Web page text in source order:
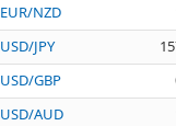
EUR/NZD
USD/JPY
USD/GBP
USD/AUD